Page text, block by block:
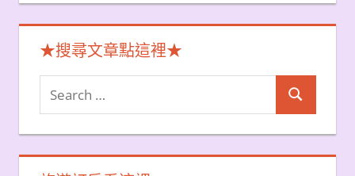
★搜尋文章點這裡★
Search
for:
Search